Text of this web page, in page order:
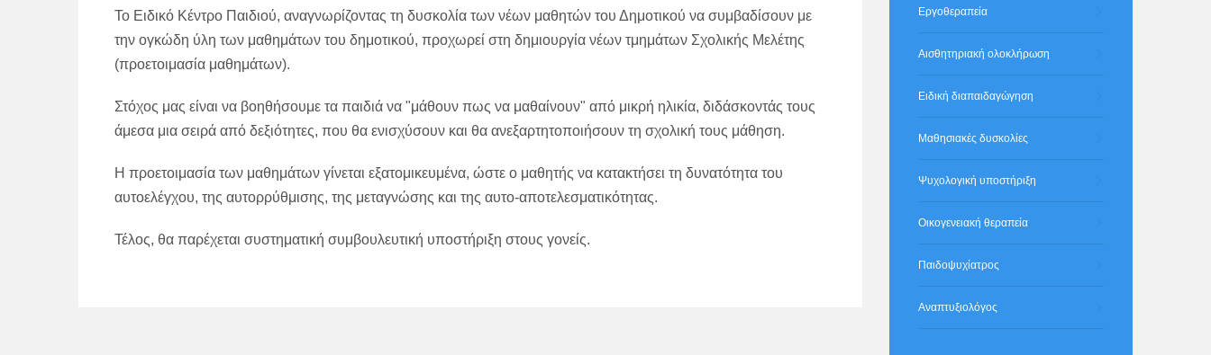
Το Ειδικό Κέντρο Παιδιού, αναγνωρίζοντας τη δυσκολία των νέων μαθητών του Δημοτικού να συμβαδίσουν με
την ογκώδη ύλη των μαθημάτων του δημοτικού, προχωρεί στη δημιουργία νέων τμημάτων Σχολικής Μελέτης
(προετοιμασία μαθημάτων).
Στόχος μας είναι να βοηθήσουμε τα παιδιά να "μάθουν πως να μαθαίνουν" από μικρή ηλικία, διδάσκοντάς τους
άμεσα μια σειρά από δεξιότητες, που θα ενισχύσουν και θα ανεξαρτητοποιήσουν τη σχολική τους μάθηση.
Η προετοιμασία των μαθημάτων γίνεται εξατομικευμένα, ώστε ο μαθητής να κατακτήσει τη δυνατότητα του
αυτοελέγχου, της αυτορρύθμισης, της μεταγνώσης και της αυτο-αποτελεσματικότητας.
Τέλος, θα παρέχεται συστηματική συμβουλευτική υποστήριξη στους γονείς.
Εργοθεραπεία
Αισθητηριακή ολοκλήρωση
Ειδική διαπαιδαγώγηση
Μαθησιακές δυσκολίες
Ψυχολογική υποστήριξη
Οικογενειακή θεραπεία
Παιδοψυχίατρος
Αναπτυξιολόγος